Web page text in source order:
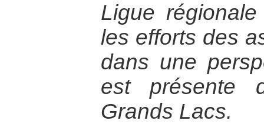
Ligue
les efforts des
dans une
est présente
Grands Lacs.